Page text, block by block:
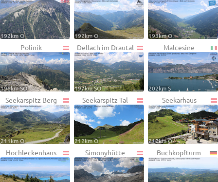
192km O 192km O 193km O
Polinik
196km SO
Dellach im Drautal
197km SO
Malcesine
202km S
Seekarspitz Berg
211km O
Seekarspitz Tal
212km O
Seekarhaus
212km O
Hochleckenhaus Simonyhütte Buchkopfturm